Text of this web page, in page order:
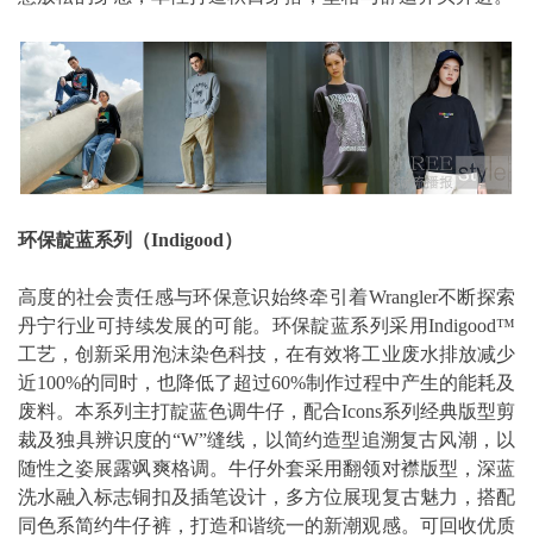
环保靛蓝系列（Indigood）
高度的社会责任感与环保意识始终牵引着Wrangler不断探索
丹宁行业可持续发展的可能。环保靛蓝系列采用Indigood™
工艺，创新采用泡沫染色科技，在有效将工业废水排放减少
近100%的同时，也降低了超过60%制作过程中产生的能耗及
废料。本系列主打靛蓝色调牛仔，配合Icons系列经典版型剪
裁及独具辨识度的“W”缝线，以简约造型追溯复古风潮，以
随性之姿展露飒爽格调。牛仔外套采用翻领对襟版型，深蓝
洗水融入标志铜扣及插笔设计，多方位展现复古魅力，搭配
同色系简约牛仔裤，打造和谐统一的新潮观感。可回收优质